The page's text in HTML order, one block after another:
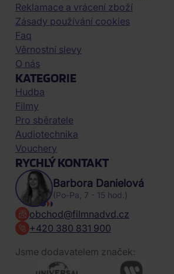
Reklamace a vrácení zboží
Zásady používání cookies
Faq
Věrnostní slevy
O nás
KATEGORIE
Hudba
Filmy
Pro sběratele
Audiotechnika
Vouchery
RYCHLÝ KONTAKT
Barbora Danielová
(Po-Pa, 7 - 15 hod.)
obchod@filmnadvd.cz
+420 380 831 900
Jsme dodavatelem značek: